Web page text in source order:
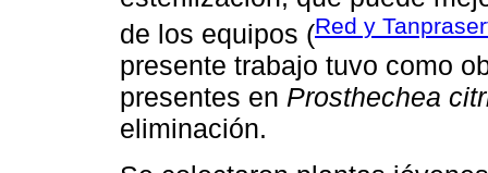
de los equipos (Red y
presente trabajo tuvo como
presentes en Prosthechea
eliminación.